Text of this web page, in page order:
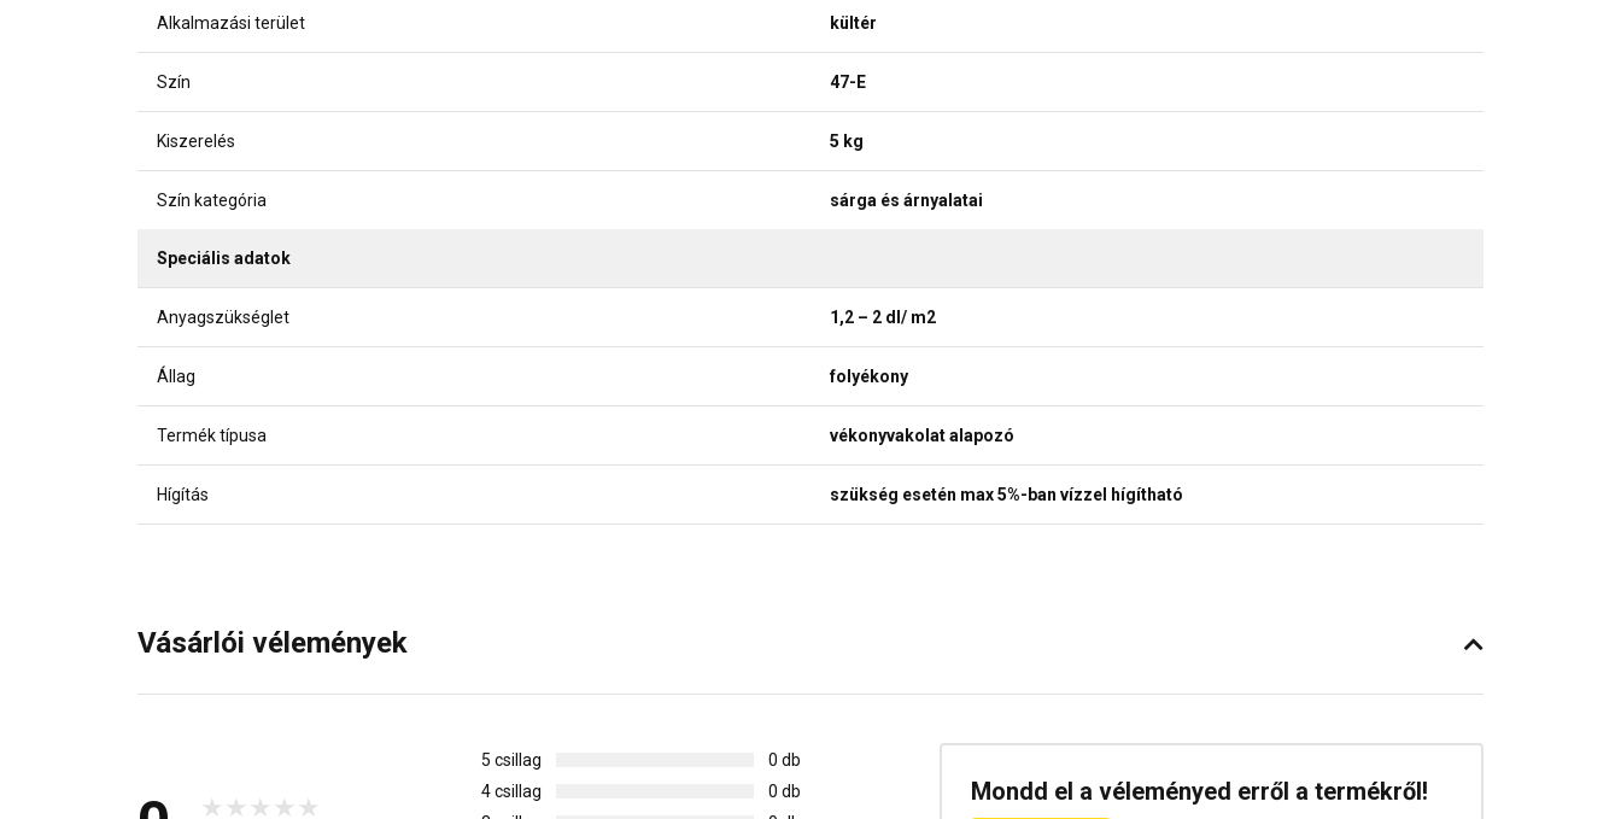
Alkalmazási terület kültér
Szín 47-E
Kiszerelés 5 kg
Szín kategória sárga és árnyalatai
Speciális adatok
Anyagszükséglet 1,2 – 2 dl/ m2
Állag folyékony
Termék típusa vékonyvakolat alapozó
Hígítás szükség esetén max 5%-ban vízzel hígítható
Vásárlói vélemények
5 csillag
0 db
4 csillag
0 db
Mondd el a véleményed erről a termékről!